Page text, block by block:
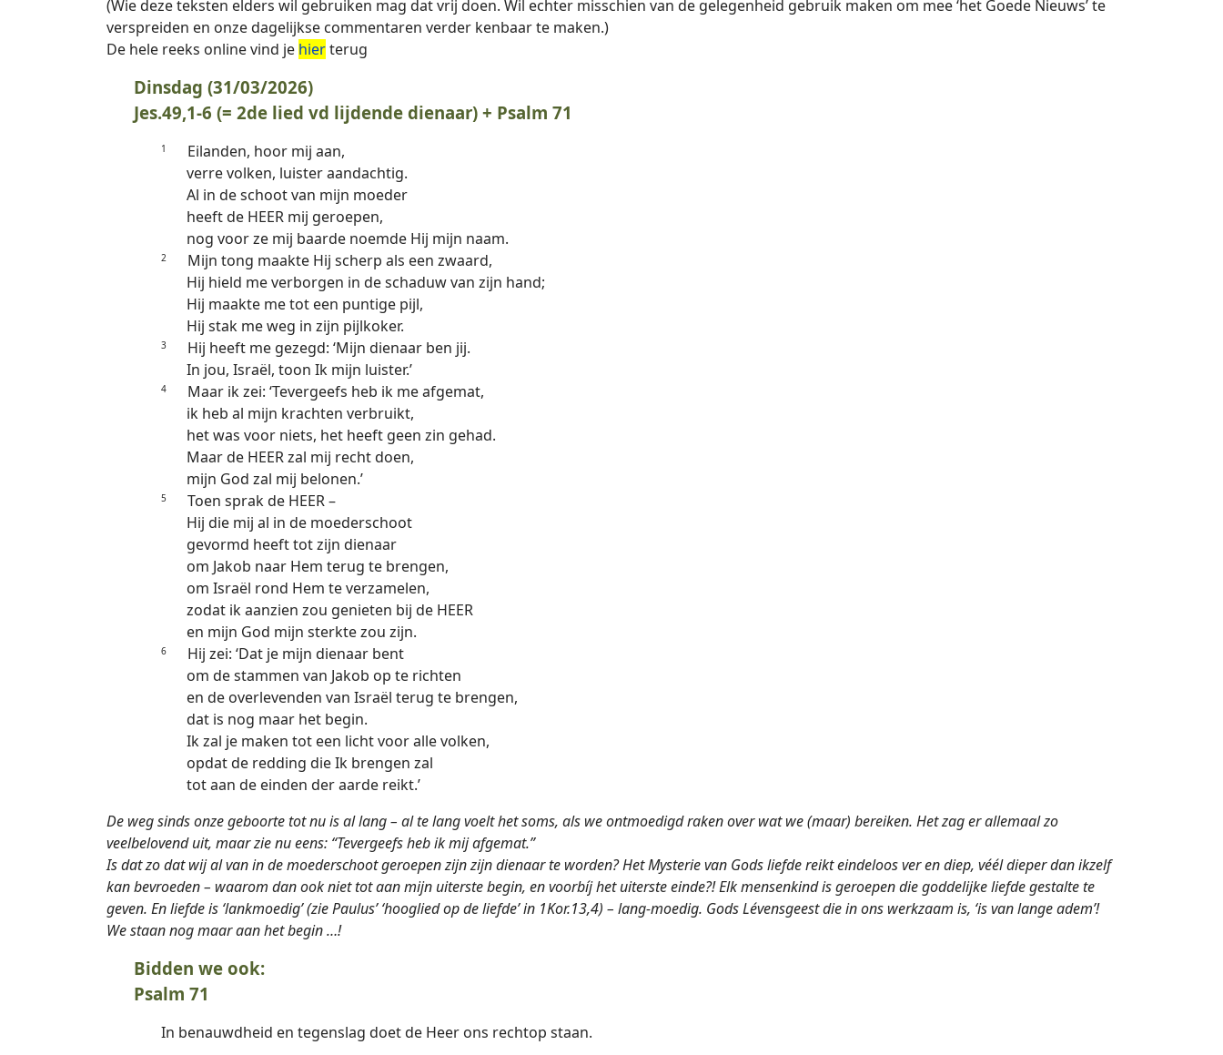
(Wie deze teksten elders wil gebruiken mag dat vrij doen. Wil echter misschien van de gelegenheid gebruik maken om mee ‘het Goede Nieuws’ te
verspreiden en onze dagelijkse commentaren verder kenbaar te maken.)
De hele reeks online vind je hierterug
Dinsdag (31/03/2026)
Jes.49,1-6 (= 2de lied vd lijdende dienaar) + Psalm 71
1
Eilanden, hoor mij aan,
verre volken, luister aandachtig.
Al in de schoot van mijn moeder
heeft de HEER mij geroepen,
nog voor ze mij baarde noemde Hij mijn naam.
2
Mijn tong maakte Hij scherp als een zwaard,
Hij hield me verborgen in de schaduw van zijn hand;
Hij maakte me tot een puntige pijl,
Hij stak me weg in zijn pijlkoker.
3
Hij heeft me gezegd: ‘Mijn dienaar ben jij.
In jou, Israël, toon Ik mijn luister.’
4
Maar ik zei: ‘Tevergeefs heb ik me afgemat,
ik heb al mijn krachten verbruikt,
het was voor niets, het heeft geen zin gehad.
Maar de HEER zal mij recht doen,
mijn God zal mij belonen.’
5
Toen sprak de HEER –
Hij die mij al in de moederschoot
gevormd heeft tot zijn dienaar
om Jakob naar Hem terug te brengen,
om Israël rond Hem te verzamelen,
zodat ik aanzien zou genieten bij de HEER
en mijn God mijn sterkte zou zijn.
6
Hij zei: ‘Dat je mijn dienaar bent
om de stammen van Jakob op te richten
en de overlevenden van Israël terug te brengen,
dat is nog maar het begin.
Ik zal je maken tot een licht voor alle volken,
opdat de redding die Ik brengen zal
tot aan de einden der aarde reikt.’
De weg sinds onze geboorte tot nu is al lang – al te lang voelt het soms, als we ontmoedigd raken over wat we (maar) bereiken. Het zag er allemaal zo
veelbelovend uit, maar zie nu eens: “Tevergeefs heb ik mij afgemat.”
Is dat zo dat wij al van in de moederschoot geroepen zijn zijn dienaar te worden? Het Mysterie van Gods liefde reikt eindeloos ver en diep, véél dieper dan ikzelf
kan bevroeden – waarom dan ook niet tot aan mijn uiterste begin, en voorbíj het uiterste einde?! Elk mensenkind is geroepen die goddelijke liefde gestalte te
geven. En liefde is ‘lankmoedig’ (zie Paulus’ ‘hooglied op de liefde’ in 1Kor.13,4) – lang-moedig. Gods Lévensgeest die in ons werkzaam is, ‘is van lange adem’!
We staan nog maar aan het begin …!
Bidden we ook:
Psalm 71
In benauwdheid en tegenslag doet de Heer ons rechtop staan.